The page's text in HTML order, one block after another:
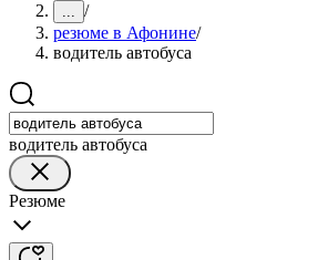
... /
резюме в Афонине/
водитель автобуса
водитель автобуса
Резюме